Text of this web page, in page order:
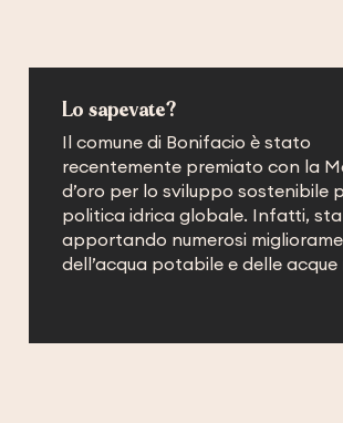
Lo sapevate?
Il comune di Bonifacio è stato
recentemente premiato con la
d’oro per lo sviluppo sostenibile
politica idrica globale. Infatti, sta
apportando numerosi
dell’acqua potabile e delle acque